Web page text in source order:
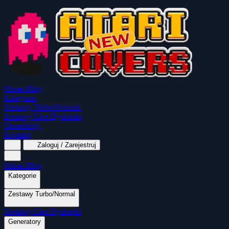
Home Blog
Kategorie
Zestawy Turbo/Normal
Zestawy Gier Dyskietki
Generatory
Kontakt
Zaloguj / Zarejestruj
Home Blog
Kategorie
Wszystkie kategorie
Zestawy Turbo/Normal
MapaSoft Turbo ROM SparkTurbo 2000
Mina Grubcio Normal
Zestawy Gier Dyskietki
Generatory